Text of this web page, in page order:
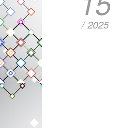
/ 2025